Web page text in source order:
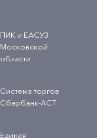
ПИК и ЕАСУЗ
Московской
области
Система торгов
Сбербанк-АСТ
Единая